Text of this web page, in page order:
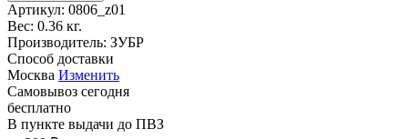
Артикул: 0806_z01
Вес: 0.36 кг.
Производитель: ЗУБР
Способ доставки
Москва Изменить
Самовывоз сегодня
бесплатно
В пункте выдачи до ПВЗ